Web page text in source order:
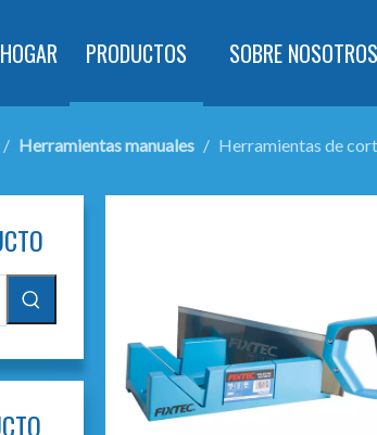
HOGAR PRODUCTOS SOBRE NOSOTROS
/ Herramientas manuales / Herramientas de